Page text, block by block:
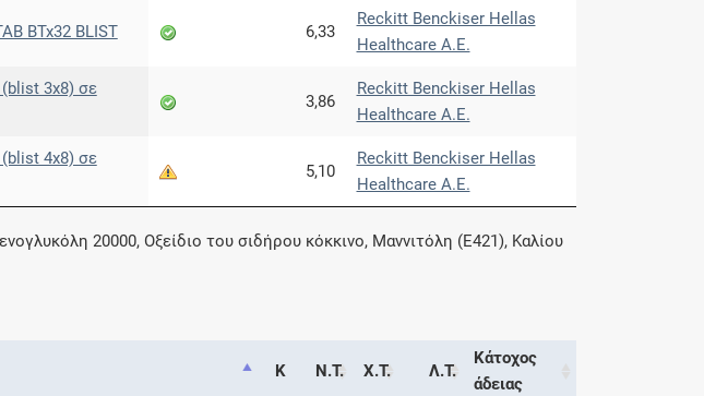
BTx32 BLIST 6,33
Reckitt Benckiser Hellas
Healthcare Α.Ε.
(blist 3x8) σε
3,86
Reckitt Benckiser Hellas
Healthcare Α.Ε.
(blist 4x8) σε
5,10
Reckitt Benckiser Hellas
Healthcare Α.Ε.
20000, Οξείδιο του σιδήρου κόκκινο, Μαννιτόλη (E421), Καλίου
Κ Ν.Τ. Χ.Τ. Λ.Τ.
Κάτοχος
άδειας